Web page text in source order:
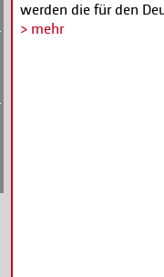
werden die für den
Licht der
> mehr